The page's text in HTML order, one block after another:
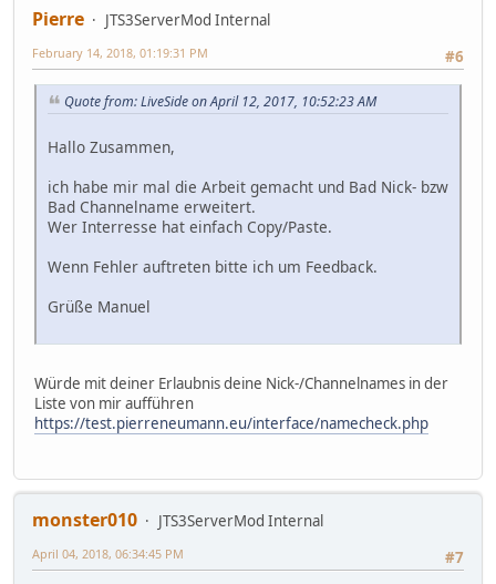
Pierre
JTS3ServerMod Internal
#6
February 14, 2018, 01:19:31 PM
Quote from: LiveSide on April 12, 2017, 10:52:23 AM
Hallo Zusammen,
ich habe mir mal die Arbeit gemacht und Bad Nick- bzw
Bad Channelname erweitert.
Wer Interresse hat einfach Copy/Paste.
Wenn Fehler auftreten bitte ich um Feedback.
Grüße Manuel
Würde mit deiner Erlaubnis deine Nick-/Channelnames in der
Liste von mir aufführen
https://test.pierreneumann.eu/interface/namecheck.php
monster010
JTS3ServerMod Internal
#7
April 04, 2018, 06:34:45 PM